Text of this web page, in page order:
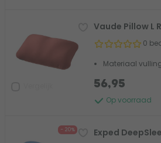
Vaude Pillow L
0
Materiaal
Op voorraad
56,95
- 20% Exped